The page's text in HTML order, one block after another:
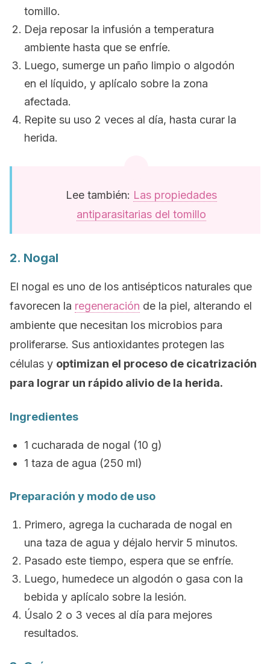
tomillo.
Deja reposar la infusión a temperatura
ambiente hasta que se enfríe.
Luego, sumerge un paño limpio o algodón
en el líquido, y aplícalo sobre la zona
afectada.
Repite su uso 2 veces al día, hasta curar la
herida.
Lee también: Las propiedades
antiparasitarias del tomillo
2. Nogal
El nogal es uno de los antisépticos naturales que
favorecen la regeneración de la piel, alterando el
ambiente que necesitan los microbios para
proliferarse. Sus antioxidantes protegen las
células y optimizan el proceso de cicatrización
para lograr un rápido alivio de la herida.
Ingredientes
1 cucharada de nogal (10 g)
1 taza de agua (250 ml)
Preparación y modo de uso
Primero, agrega la cucharada de nogal en
una taza de agua y déjalo hervir 5 minutos.
Pasado este tiempo, espera que se enfríe.
Luego, humedece un algodón o gasa con la
bebida y aplícalo sobre la lesión.
Úsalo 2 o 3 veces al día para mejores
resultados.